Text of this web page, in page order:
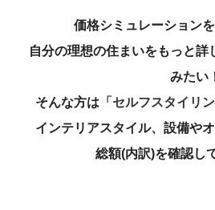
価格シミュレーション
自分の理想の住まいをもっと
みたい
そんな方は 「セルフスタイリン
インテリアスタイル、設備や
総額(内訳)を確認し